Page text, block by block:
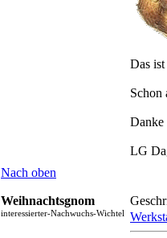
Das
Schon
Danke
LG
Nach oben
Weihnachtsgnom
interessierter-Nachwuchs-Wichtel